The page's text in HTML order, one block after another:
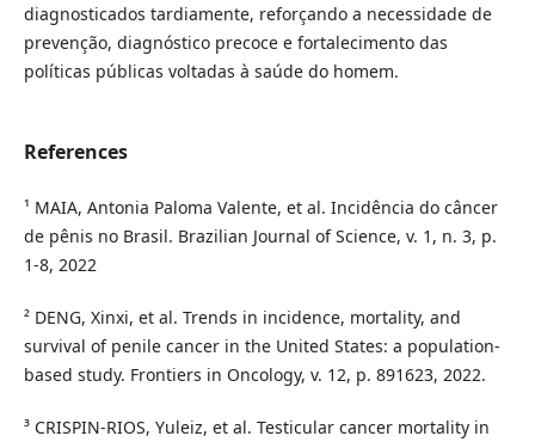
diagnosticados tardiamente, reforçando a necessidade de
prevenção, diagnóstico precoce e fortalecimento das
políticas públicas voltadas à saúde do homem.
References
¹ MAIA, Antonia Paloma Valente, et al. Incidência do câncer
de pênis no Brasil. Brazilian Journal of Science, v. 1, n. 3, p.
1-8, 2022
² DENG, Xinxi, et al. Trends in incidence, mortality, and
survival of penile cancer in the United States: a population-
based study. Frontiers in Oncology, v. 12, p. 891623, 2022.
³ CRISPIN-RIOS, Yuleiz, et al. Testicular cancer mortality in